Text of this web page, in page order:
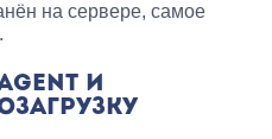
на сервере, самое
И